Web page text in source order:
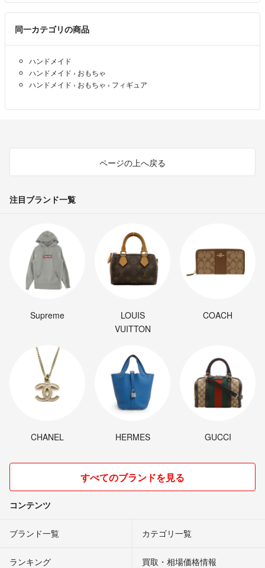
長くなりましたが宜しくお願いします。
同一カテゴリの商品
ハンドメイド
ハンドメイド › おもちゃ
ハンドメイド › おもちゃ › フィギュア
ページの上へ戻る
注目ブランド一覧
Supreme
LOUIS
VUITTON
COACH
CHANEL HERMES GUCCI
すべてのブランドを見る
コンテンツ
ブランド一覧 カテゴリ一覧
ランキング 買取・相場価格情報